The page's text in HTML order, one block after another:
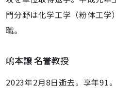
門分野は化学工学（粉体工
職。
嶋本讓 名誉教授
2023年2月8日逝去。享年91。